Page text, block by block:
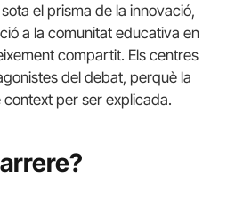
el prisma de la innovació,
a la comunitat educativa en
compartit. Els centres
del debat, perquè la
per ser explicada.